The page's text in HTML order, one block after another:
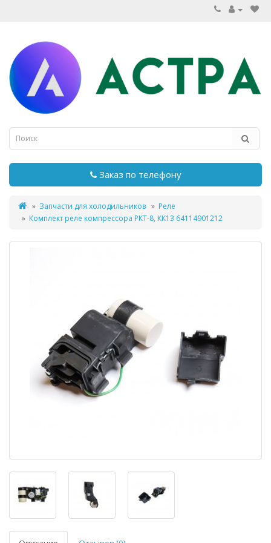
Заказ по телефону
Запчасти для холодильников
Реле
Комплект реле компрессора РКТ-8, КК13 64114901212